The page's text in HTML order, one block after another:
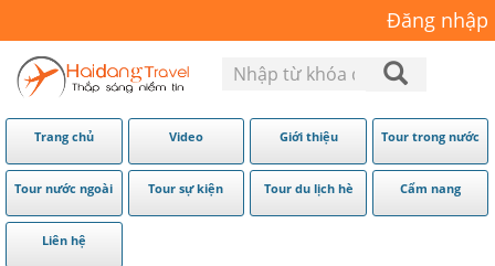
Đăng nhập
Trang chủ Video Giới thiệu Tour trong nước
Tour nước ngoài Tour sự kiện Tour du lịch hè Cẩm nang
Liên hệ